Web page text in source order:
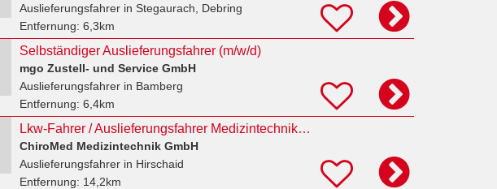
Auslieferungsfahrerin Stegaurach, Debring
Entfernung: 6,3km
Selbständiger Auslieferungsfahrer (m/w/d)
mgo Zustell- und Service GmbH
Auslieferungsfahrerin Bamberg
Entfernung: 6,4km
Lkw-Fahrer / Auslieferungsfahrer Medizintechnik (m/w/d)
ChiroMed Medizintechnik GmbH
Auslieferungsfahrerin Hirschaid
Entfernung: 14,2km